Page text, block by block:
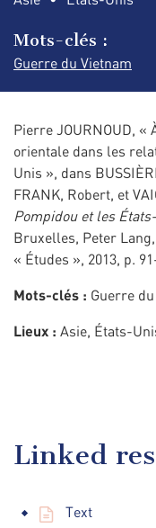
Mots-clés :
Guerre du Vietnam
Pierre JOURNOUD,
orientale dans les
Unis », dans
FRANK, Robert, et
Pompidou et les
Bruxelles, Peter
« Études », 2013, p.
Mots-clés : Guerre
Lieux : Asie, États-
Linked
Text